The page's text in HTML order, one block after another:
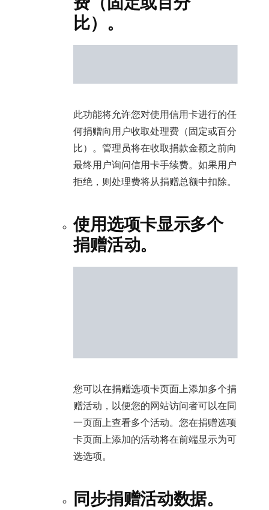
比）。
此功能将允许您对使用信用卡进行的任
何捐赠向用户收取处理费（固定或百分
比）。管理员将在收取捐款金额之前向
最终用户询问信用卡手续费。如果用户
拒绝，则处理费将从捐赠总额中扣除。
使用选项卡显示多个
捐赠活动。
您可以在捐赠选项卡页面上添加多个捐
赠活动，以便您的网站访问者可以在同
一页面上查看多个活动。您在捐赠选项
卡页面上添加的活动将在前端显示为可
选选项。
同步捐赠活动数据。